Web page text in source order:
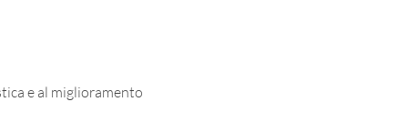
e al miglioramento